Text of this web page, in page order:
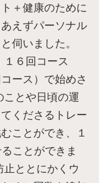
＋健康のために
えずパーソナル
伺いました。
１６回コース
ース）で始めさ
ことや日頃の運
くださるトレー
ことができ、１
ことができま
止ととにかくウ